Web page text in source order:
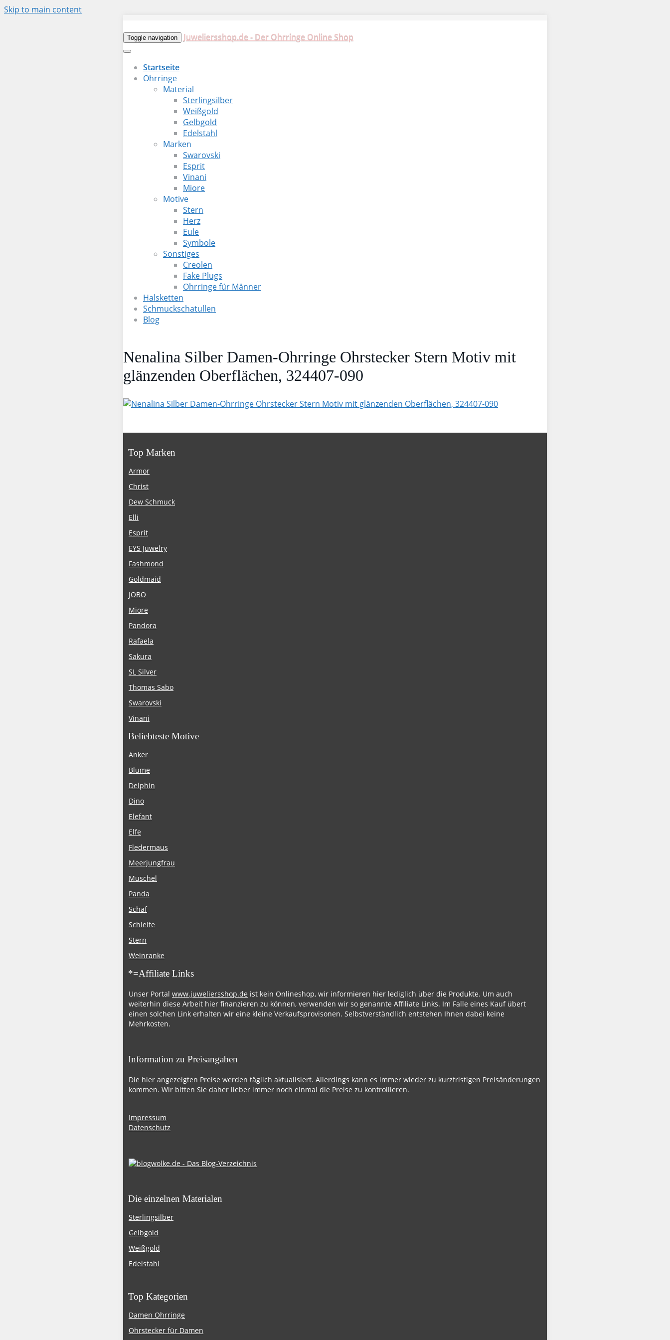
Skip to main content
Toggle navigation Juweliersshop.de - Der Ohrringe Online Shop
Startseite
Ohrringe
Material
Sterlingsilber
Weißgold
Gelbgold
Edelstahl
Marken
Swarovski
Esprit
Vinani
Miore
Motive
Stern
Herz
Eule
Symbole
Sonstiges
Creolen
Fake Plugs
Ohrringe für Männer
Halsketten
Schmuckschatullen
Blog
Nenalina Silber Damen-Ohrringe Ohrstecker Stern Motiv mit
glänzenden Oberflächen, 324407-090
Top Marken
Armor
Christ
Dew Schmuck
Elli
Esprit
EYS Juwelry
Fashmond
Goldmaid
JOBO
Miore
Pandora
Rafaela
Sakura
SL Silver
Thomas Sabo
Swarovski
Vinani
Beliebteste Motive
Anker
Blume
Delphin
Dino
Elefant
Elfe
Fledermaus
Meerjungfrau
Muschel
Panda
Schaf
Schleife
Stern
Weinranke
*=Affiliate Links
Unser Portal www.juweliersshop.de ist kein Onlineshop, wir informieren hier lediglich über die Produkte. Um auch
weiterhin diese Arbeit hier finanzieren zu können, verwenden wir so genannte Affiliate Links. Im Falle eines Kauf übert
einen solchen Link erhalten wir eine kleine Verkaufsprovisonen. Selbstverständlich entstehen Ihnen dabei keine
Mehrkosten.
Information zu Preisangaben
Die hier angezeigten Preise werden täglich aktualisiert. Allerdings kann es immer wieder zu kurzfristigen Preisänderungen
kommen. Wir bitten Sie daher lieber immer noch einmal die Preise zu kontrollieren.
Impressum
Datenschutz
Die einzelnen Materialen
Sterlingsilber
Gelbgold
Weißgold
Edelstahl
Top Kategorien
Damen Ohrringe
Ohrstecker für Damen